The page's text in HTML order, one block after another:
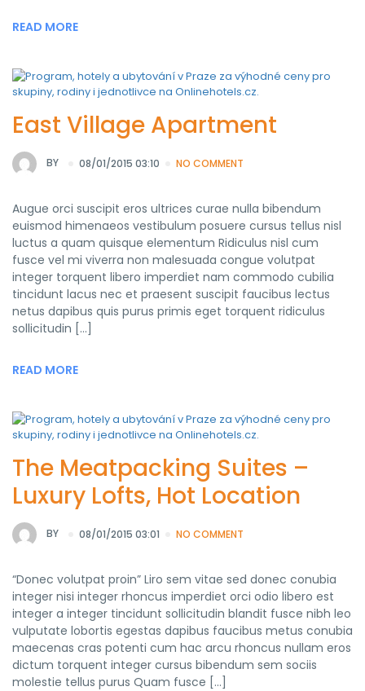
READ MORE
East Village Apartment
BY 08/01/2015 03:10 NO COMMENT
Augue orci suscipit eros ultrices curae nulla bibendum
euismod himenaeos vestibulum posuere cursus tellus nisl
luctus a quam quisque elementum Ridiculus nisl cum
fusce vel mi viverra non malesuada congue volutpat
integer torquent libero imperdiet nam commodo cubilia
tincidunt lacus nec et praesent suscipit faucibus lectus
netus dapibus quis purus primis eget torquent ridiculus
sollicitudin […]
READ MORE
The Meatpacking Suites –
Luxury Lofts, Hot Location
BY 08/01/2015 03:01 NO COMMENT
“Donec volutpat proin” Liro sem vitae sed donec conubia
integer nisi integer rhoncus imperdiet orci odio libero est
integer a integer tincidunt sollicitudin blandit fusce nibh leo
vulputate lobortis egestas dapibus faucibus metus conubia
maecenas cras potenti cum hac arcu rhoncus nullam eros
dictum torquent integer cursus bibendum sem sociis
molestie tellus purus Quam fusce […]